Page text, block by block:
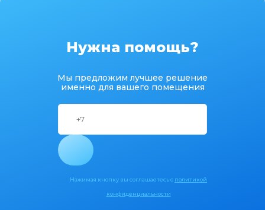
Нужна помощь?
Мы предложим лучшее решение
именно для вашего помещения
Нажимая кнопку вы соглашаетесь с политикой
конфиденциальности